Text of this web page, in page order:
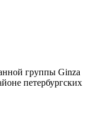
группы Ginza
петербургских